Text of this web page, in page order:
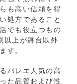
も高い信頼を得
処方であること
でも役立つもの
以上が舞台以外
す。
バレエ人気の高
た品質および性